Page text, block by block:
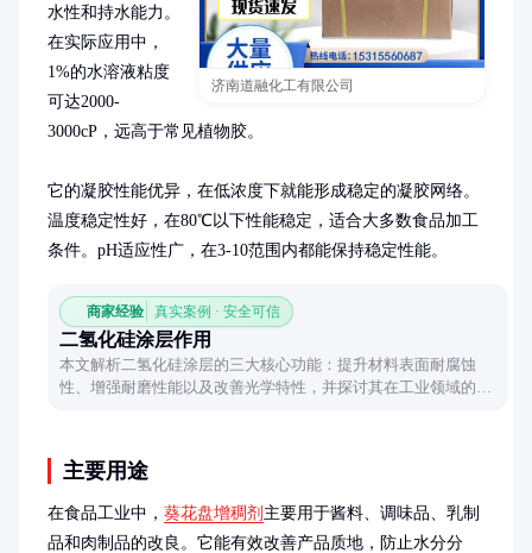
济南道融化工有限公司
水性和持水能力。
在实际应用中，
1%的水溶液粘度
可达2000-
3000cP，远高于常见植物胶。
它的凝胶性能优异，在低浓度下就能形成稳定的凝胶网络。
温度稳定性好，在80℃以下性能稳定，适合大多数食品加工
条件。pH适应性广，在3-10范围内都能保持稳定性能。
商家经验 真实案例 · 安全可信
二氢化硅涂层作用
本文解析二氢化硅涂层的三大核心功能：提升材料表面耐腐蚀
性、增强耐磨性能以及改善光学特性，并探讨其在工业领域的典
主要用途
在食品工业中， 葵花盘增稠剂 主要用于酱料、调味品、乳制
品和肉制品的改良。它能有效改善产品质地，防止水分分